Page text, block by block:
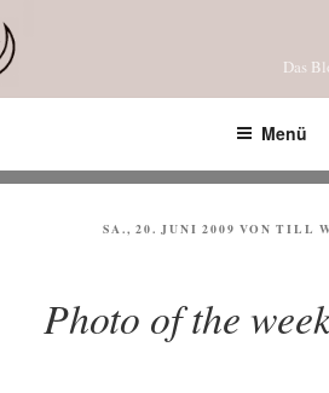
Inhalt
springen
Das
Menü
VERÖFFENTLICHT
SA., 20. JUNI 2009 VONTILL
Photo of the